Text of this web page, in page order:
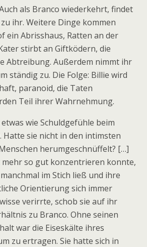
als Branco wiederkehrt, findet
ihr. Weitere Dinge kommen
ein Abrisshaus, Ratten an der
stirbt an Giftködern, die
Abtreibung. Außerdem nimmt ihr
ständig zu. Die Folge: Billie wird
paranoid, die Taten
Teil ihrer Wahrnehmung.
wie Schuldgefühle beim
Hatte sie nicht in den intimsten
herumgeschnüffelt? […]
mehr so gut konzentrieren konnte,
im Stich ließ und ihre
Orientierung sich immer
verirrte, schob sie auf ihr
zu Branco. Ohne seinen
war die Eiseskälte ihres
zu ertragen. Sie hatte sich in